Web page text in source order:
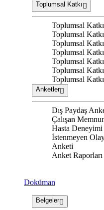
Toplumsal Katkı
Toplumsal
Toplumsal
Toplumsal
Toplumsal
Toplumsal
Toplumsal
Toplumsal
Anketler
Dış Paydaş
Çalışan
Hasta
İstenmeyen
Anketi
Anket Raporları
Doküman
Belgeler